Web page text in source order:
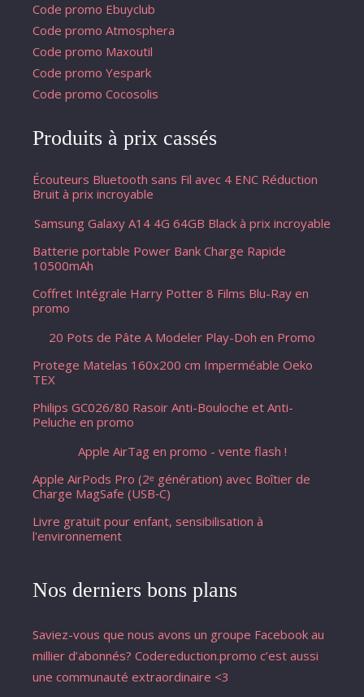
Code promo Ebuyclub
Code promo Atmosphera
Code promo Maxoutil
Code promo Yespark
Code promo Cocosolis
Produits à prix cassés
Écouteurs Bluetooth sans Fil avec 4 ENC Réduction
Bruit à prix incroyable
Samsung Galaxy A14 4G 64GB Black à prix incroyable
Batterie portable Power Bank Charge Rapide
10500mAh
Coffret Intégrale Harry Potter 8 Films Blu-Ray en
promo
20 Pots de Pâte A Modeler Play-Doh en Promo
Protege Matelas 160x200 cm Imperméable Oeko
TEX
Philips GC026/80 Rasoir Anti-Bouloche et Anti-
Peluche en promo
Apple AirTag en promo - vente flash !
Apple AirPods Pro (2ᵉ génération) avec Boîtier de
Charge MagSafe (USB‑C) ​​​​​​​
Livre gratuit pour enfant, sensibilisation à
l'environnement
Nos derniers bons plans
Saviez-vous que nous avons un groupe Facebook au
millier d’abonnés? Codereduction.promo c’est aussi
une communauté extraordinaire <3